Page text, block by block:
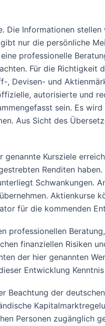
Informationen
nur die persönliche
professionelle
Für die Richtigkeit
Devisen- und
autorisierte und
sein. Es
Aus Sicht des
Kursziele
Renditen
Schwankungen.
Aktienkurse
für die kommenden
professionellen
finanziellen Risiken
der hier genannten
Entwicklung
Beachtung der
Personen zugänglich